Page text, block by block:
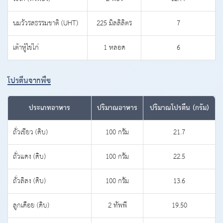
นมวัวรสธรรมชาติ (UHT)
225 มิลลิลิตร
7
เต้าหู้ไข่ไก่
1 หลอด 6
โปรตีนจากพืช
ประเภทอาหาร ปริมาณอาหาร
ปริมาณโปรตีน (กรัม)
ถั่วเขียว (ดิบ)
100 กรัม
21.7
ถั่วแดง (ดิบ)
100 กรัม
22.5
ถั่วลิสง (ดิบ)
100 กรัม
13.6
ลูกเดือย (ดิบ)
2 ทัพพี
19.50